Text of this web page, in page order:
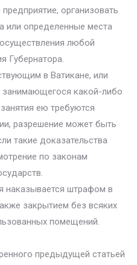
организовать
или определенные места
любой
Губернатора.
в Ватикане, или
занимающегося какой-либо
ею требуются
разрешение может быть
такие доказательства
по законам
наказывается штрафом в
закрытием без всяких
помещений.
предыдущей статьей